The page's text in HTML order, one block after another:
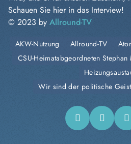
Schauen Sie hier in das Interview!
© 2023 by Allround-TV
AKW-Nutzung Allround-TV
CSU-Heimatabgeordneten Stephan
Wir sind der politische